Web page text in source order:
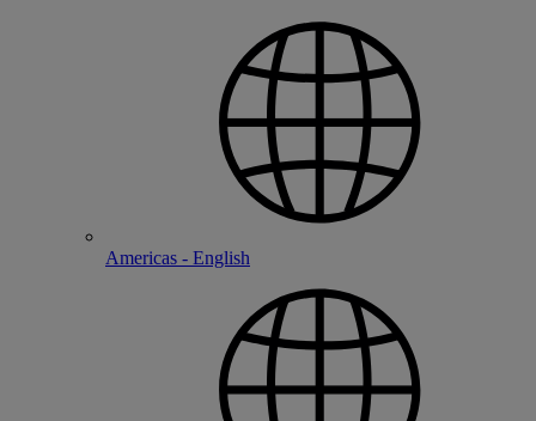
Americas - English